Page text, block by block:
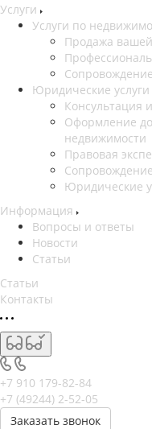
Услуги
Услуги по
Продажа
Юридические услуги
Консультация
Оформление
недвижимости
Правовая
Юридические
Информация
Вопросы и ответы
Новости
Статьи
Статьи
Контакты
+7 910 179-82-84
+7 (49244) 2-52-05
Заказать звонок